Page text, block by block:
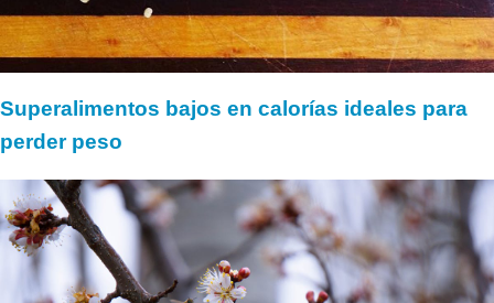
Superalimentos bajos en calorías ideales para
perder peso